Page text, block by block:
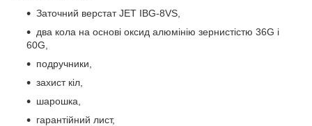
Заточний верстат JET IBG-8VS,
два кола на основі оксид алюмінію зернистістю 36G і
60G,
подручники,
захист кіл,
шарошка,
гарантійний лист,